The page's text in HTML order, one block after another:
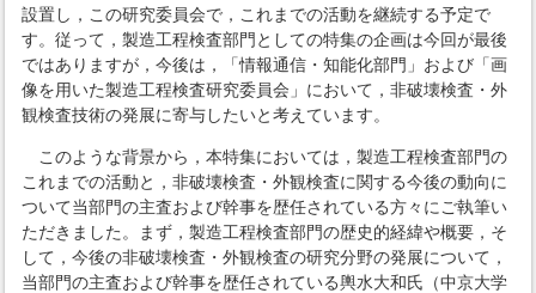
設置し，この研究委員会で，これまでの活動を継続する予定で
す。従って，製造工程検査部門としての特集の企画は今回が最後
ではありますが，今後は，「情報通信・知能化部門」および「画
像を用いた製造工程検査研究委員会」において，非破壊検査・外
観検査技術の発展に寄与したいと考えています。
このような背景から，本特集においては，製造工程検査部門の
これまでの活動と，非破壊検査・外観検査に関する今後の動向に
ついて当部門の主査および幹事を歴任されている方々にご執筆い
ただきました。まず，製造工程検査部門の歴史的経緯や概要，そ
して，今後の非破壊検査・外観検査の研究分野の発展について，
当部門の主査および幹事を歴任されている輿水大和氏（中京大学